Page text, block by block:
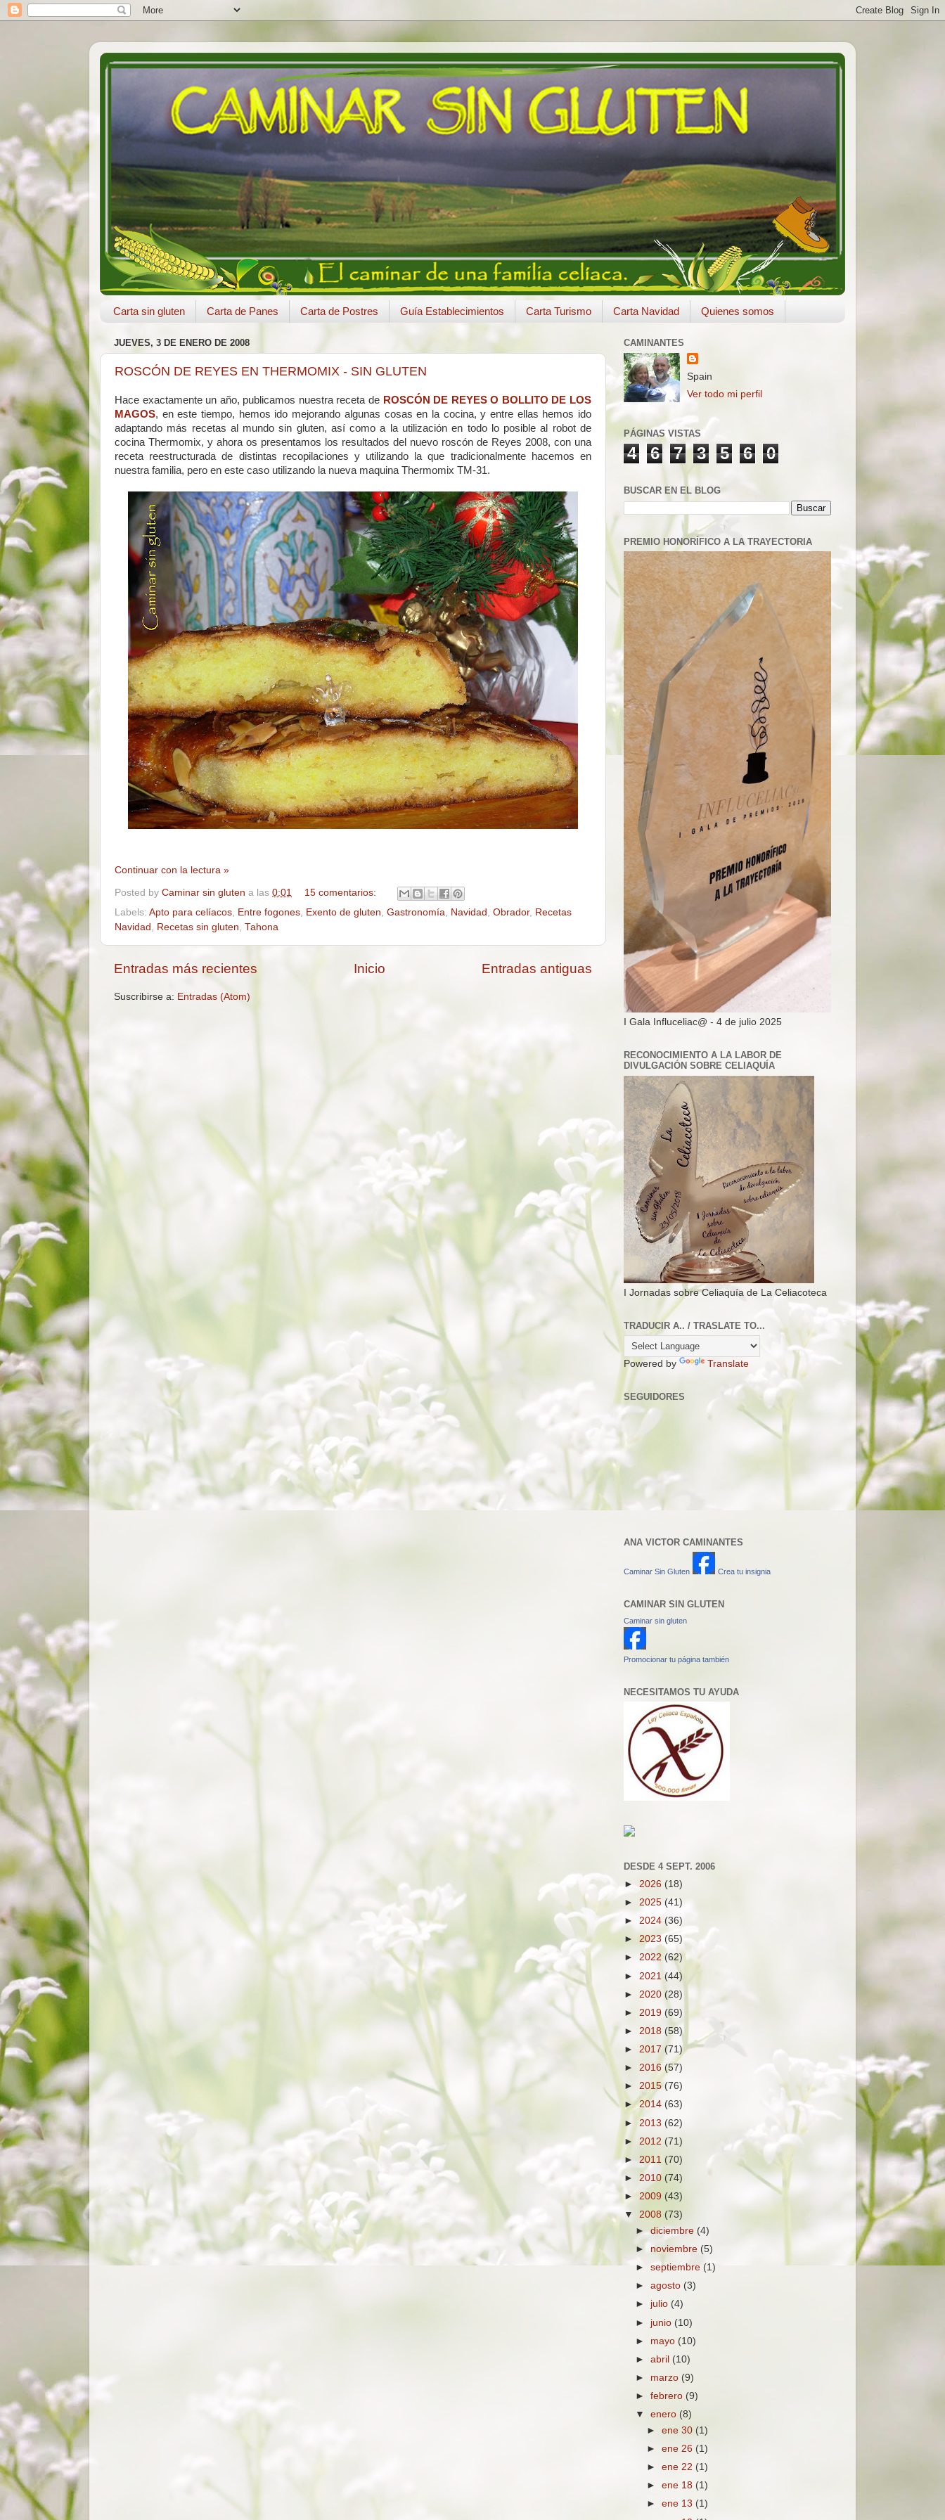
Carta sin gluten Carta de Panes Carta de Postres Guía Establecimientos Carta Turismo Carta Navidad Quienes somos
JUEVES, 3 DE ENERO DE 2008
ROSCÓN DE REYES EN THERMOMIX - SIN GLUTEN
Hace exactamente un año, publicamos nuestra receta de ROSCÓN DE REYES O BOLLITO DE LOS
MAGOS, en este tiempo, hemos ido mejorando algunas cosas en la cocina, y entre ellas hemos ido
adaptando más recetas al mundo sin gluten, así como a la utilización en todo lo posible al robot de
cocina Thermomix, y ahora os presentamos los resultados del nuevo roscón de Reyes 2008, con una
receta reestructurada de distintas recopilaciones y utilizando la que tradicionalmente hacemos en
nuestra familia, pero en este caso utilizando la nueva maquina Thermomix TM-31.
Continuar con la lectura »
Posted by Caminar sin gluten a las 0:01
15 comentarios:
Labels: Apto para celíacos Entre fogones Exento de gluten Gastronomía Navidad Obrador, Recetas
Navidad
Recetas sin gluten Tahona
Entradas más recientes Entradas antiguas
Inicio
Suscribirse a: Entradas (Atom)
CAMINANTES
Spain
Ver todo mi perfil
PÁGINAS VISTAS
4 6 7 3 5 6 0
BUSCAR EN EL BLOG
PREMIO HONORÍFICO A LA TRAYECTORIA
I Gala Influceliac@ - 4 de julio 2025
RECONOCIMIENTO A LA LABOR DE
DIVULGACIÓN SOBRE CELIAQUÍA
I Jornadas sobre Celiaquía de La Celiacoteca
TRADUCIR A.. / TRASLATE TO...
Powered by Translate
SEGUIDORES
ANA VICTOR CAMINANTES
Caminar Sin Gluten Crea tu insignia
CAMINAR SIN GLUTEN
Caminar sin gluten
Promocionar tu página también
NECESITAMOS TU AYUDA
DESDE 4 SEPT. 2006
► 2026 (18)
► 2025 (41)
► 2024 (36)
► 2023 (65)
► 2022 (62)
► 2021 (44)
► 2020 (28)
► 2019 (69)
► 2018 (58)
► 2017 (71)
► 2016 (57)
► 2015 (76)
►2014 (63)
► 2013 (62)
► 2012 (71)
► 2011 (70)
► 2010 (74)
► 2009 (43)
▼ 2008 (73)
►diciembre (4)
►noviembre (5)
►septiembre (1)
►agosto (3)
► julio (4)
► junio (10)
► mayo (10)
►abril (10)
► marzo (9)
►febrero (9)
▼enero (8)
►ene 30 (1)
►ene 26 (1)
►ene 22 (1)
►ene 18 (1)
►ene 13 (1)